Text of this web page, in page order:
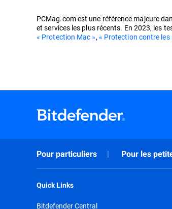
PCMag.com est une référence majeure
et services les plus récents. En 2023, les
« Protection Mac », « Protection contre les
Pour particuliers Pour les
Quick Links
Bitdefender Central